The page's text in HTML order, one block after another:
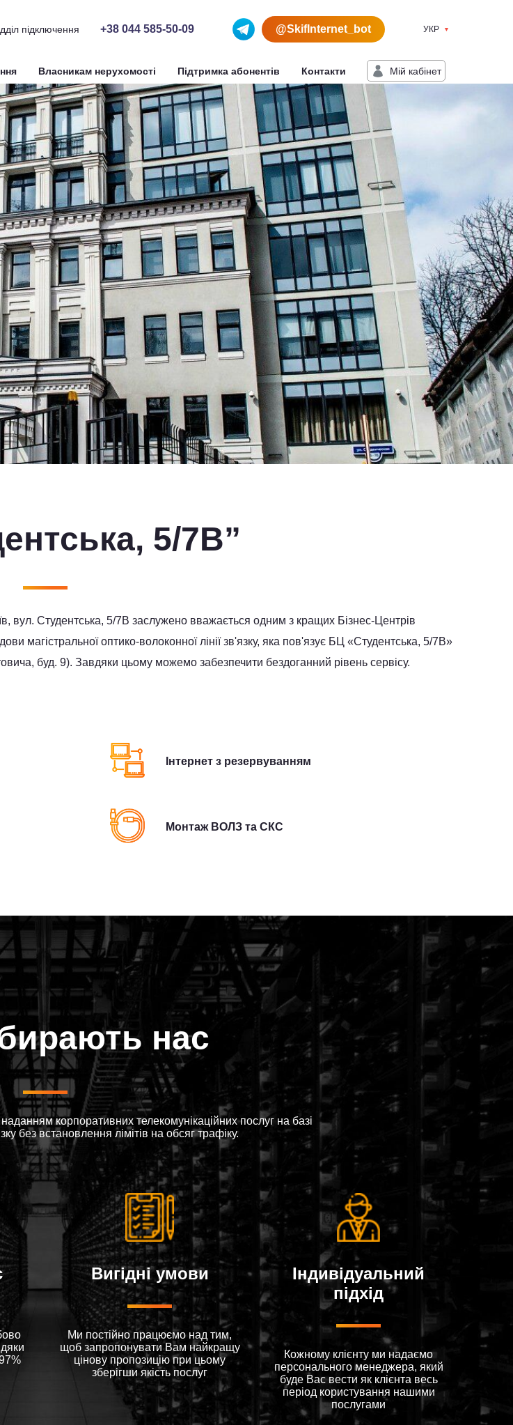
підключення +38 044 585-50-09 @SkifInternet_bot УКР
Власникам нерухомості Підтримка абонентів Контакти Мiй кабiнет
5/7В”
вул. Студентська, 5/7В заслужено вважається одним з кращих Бізнес-Центрів
магістральної оптико-волоконної лінії зв'язку, яка пов'язує БЦ «Студентська, 5/7В»
буд. 9). Завдяки цьому можемо забезпечити бездоганний рівень сервісу.
Інтернет з резервуванням
Монтаж ВОЛЗ та СКС
нас
корпоративних телекомунікаційних послуг на базі
без встановлення лімітів на обсяг трафіку.
Вигідні умови
Ми постійно працюємо над тим,
щоб запропонувати Вам найкращу
цінову пропозицію при цьому
зберігши якість послуг
Індивідуальний
підхід
Кожному клієнту ми надаємо
персонального менеджера, який
буде Вас вести як клієнта весь
період користування нашими
послугами